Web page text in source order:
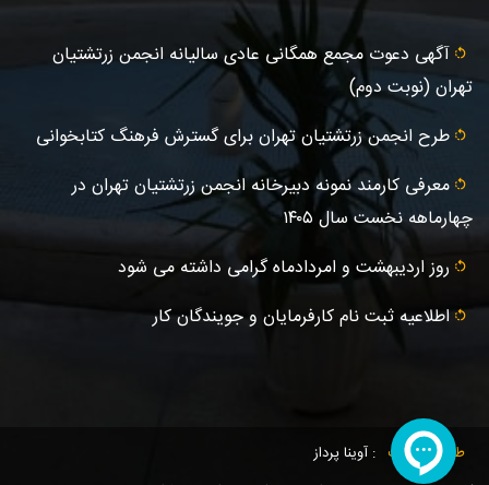
آگهى دعوت مجمع همگانی عادى ساليانه انجمن زرتشتيان
تهران (نوبت دوم)
طرح انجمن زرتشتیان تهران برای گسترش فرهنگ کتابخوانی
معرفی کارمند نمونه دبیرخانه انجمن زرتشتیان تهران در
چهارماهه نخست سال ۱۴۰۵
روز اردیبهشت و امردادماه گرامی داشته می شود
اطلاعیه ثبت‌ نام کارفرمایان و جویندگان کار
طراحی سایت : آوینا پرداز